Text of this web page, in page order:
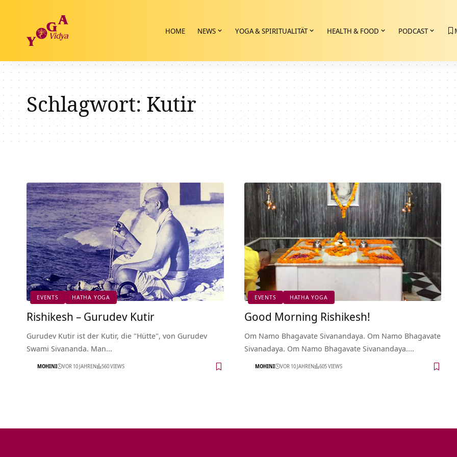
HOME NEWS YOGA & SPIRITUALITÄT HEALTH & FOOD PODCAST
Schlagwort:Kutir
EVENTS HATHA YOGA
Rishikesh – Gurudev Kutir
Gurudev Kutir ist der Kutir, die "Hütte", von Gurudev
Swami Sivananda. Man…
MOHINI VOR 10 JAHREN 560 VIEWS
EVENTS HATHA YOGA
Good Morning Rishikesh!
Om Namo Bhagavate Sivanandaya. Om Namo Bhagavate
Sivanadaya. Om Namo Bhagavate Sivanandaya.…
MOHINI VOR 10 JAHREN 605 VIEWS